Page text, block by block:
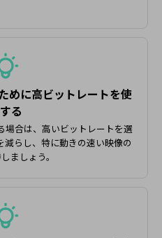
めに高ビットレートを使
る
場合は、高いビットレートを選
らし、特に動きの速い映像の
ましょう。